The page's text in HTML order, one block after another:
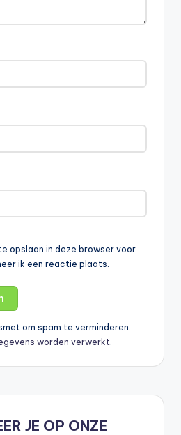
opslaan in deze browser voor
ik een reactie plaats.
om spam te verminderen.
worden verwerkt.
JE OP ONZE